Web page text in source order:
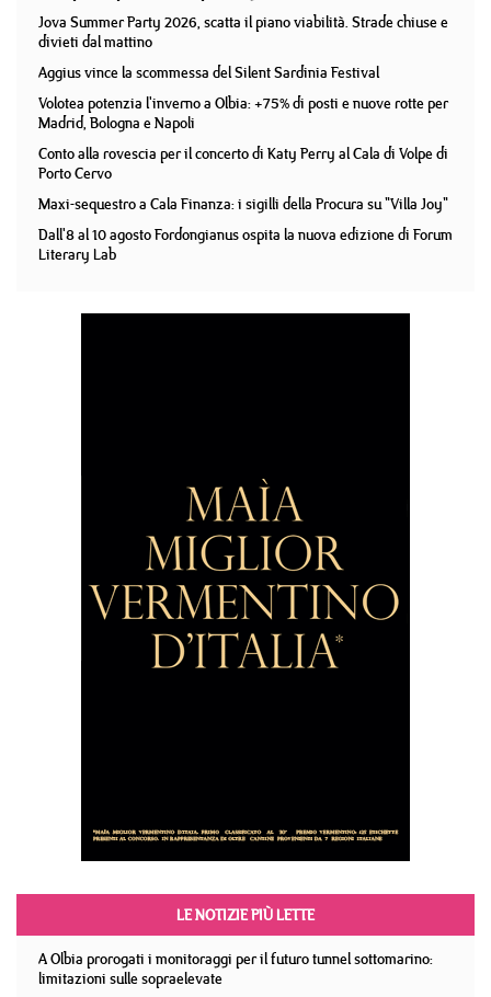
Jova Summer Party 2026, scatta il piano viabilità. Strade chiuse e
divieti dal mattino
Aggius vince la scommessa del Silent Sardinia Festival
Volotea potenzia l'inverno a Olbia: +75% di posti e nuove rotte per
Madrid, Bologna e Napoli
Conto alla rovescia per il concerto di Katy Perry al Cala di Volpe di
Porto Cervo
Maxi-sequestro a Cala Finanza: i sigilli della Procura su "Villa Joy"
Dall'8 al 10 agosto Fordongianus ospita la nuova edizione di Forum
Literary Lab
LE NOTIZIE PIÙ LETTE
A Olbia prorogati i monitoraggi per il futuro tunnel sottomarino:
limitazioni sulle sopraelevate